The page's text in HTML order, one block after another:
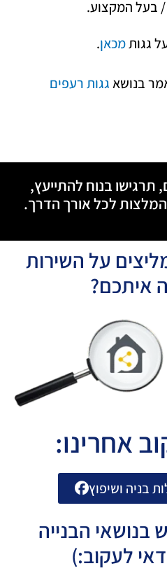
/ בעל המקצוע.
גגותמכאן.
בנושאגגות רעפים
תרגישו בנוח להתייעץ,
לכל אורך הדרך.
על השירות
איתכם?
אחרינו:
בניה ושיפוץ
בנושאי הבנייה
לעקוב:)